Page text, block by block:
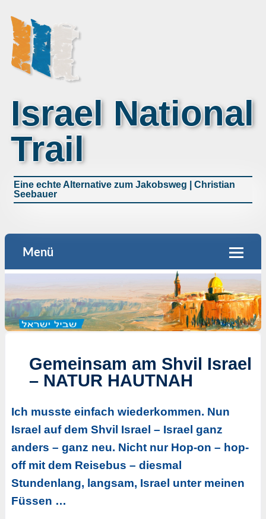
Israel National
Trail
Eine echte Alternative zum Jakobsweg | Christian
Seebauer
Menü
Gemeinsam am Shvil Israel
– NATUR HAUTNAH
Ich musste einfach wiederkommen. Nun
Israel auf dem Shvil Israel – Israel ganz
anders – ganz neu. Nicht nur Hop-on – hop-
off mit dem Reisebus – diesmal
Stundenlang, langsam, Israel unter meinen
Füssen …